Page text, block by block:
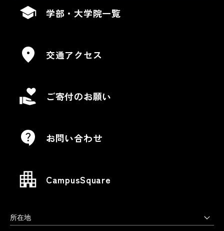
学部・大学院一覧
交通アクセス
ご寄付のお願い
お問い合わせ
CampusSquare
所在地